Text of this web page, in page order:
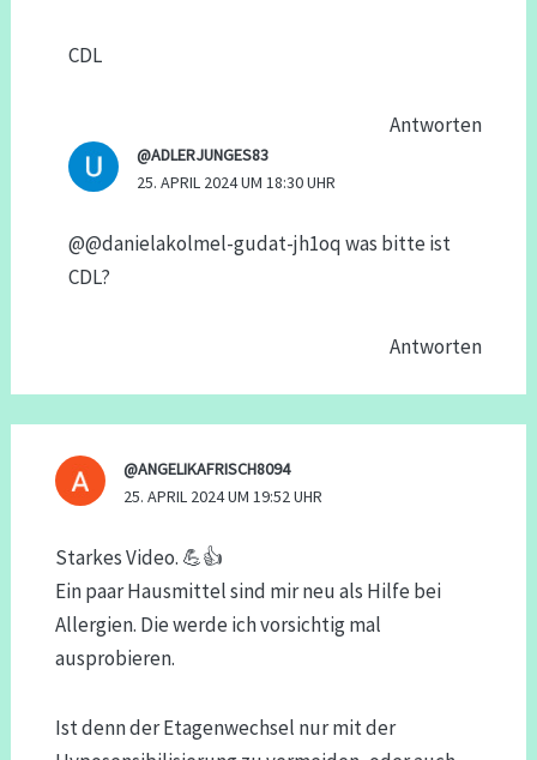
CDL
Antworten
@ADLERJUNGES83
25. APRIL 2024 UM 18:30 UHR
@@danielakolmel-gudat-jh1oq was bitte ist
CDL?
Antworten
@ANGELIKAFRISCH8094
25. APRIL 2024 UM 19:52 UHR
Starkes Video. 💪👍
Ein paar Hausmittel sind mir neu als Hilfe bei
Allergien. Die werde ich vorsichtig mal
ausprobieren.
Ist denn der Etagenwechsel nur mit der